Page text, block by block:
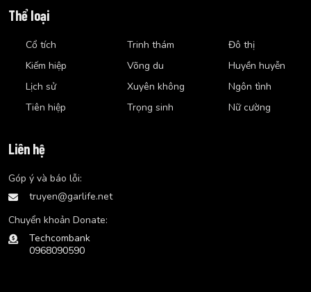
Thể loại
Cổ tích
Kiếm hiệp
Lịch sử
Tiên hiệp
Trinh thám
Võng du
Xuyên không
Trọng sinh
Đô thị
Huyền huyễn
Ngôn tình
Nữ cường
Liên hệ
Góp ý và báo lỗi:
truyen@garlife.net
Chuyển khoản Donate:
Techcombank
0968090590